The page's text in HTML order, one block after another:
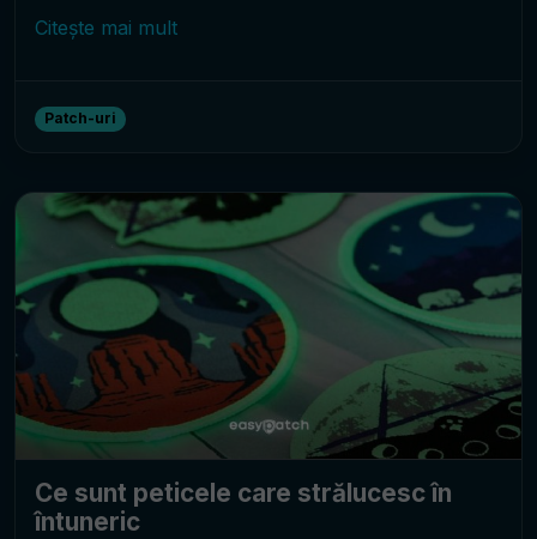
Citește mai mult
Patch-uri
Ce sunt peticele care strălucesc în
întuneric